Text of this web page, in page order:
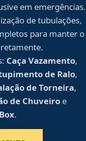
em emergências.
de tubulações,
para manter o
Caça Vazamento,
de Ralo,
de Torneira,
de Chuveiroe
.